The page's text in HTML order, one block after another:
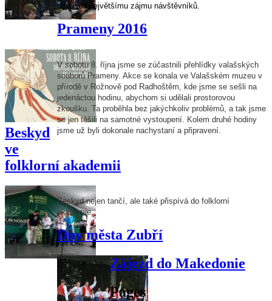
doposud největšímu zájmu návštěvníků.
Prameny 2016
V sobotu 8. října jsme se zúčastnili přehlídky valašských
souborů Prameny. Akce se konala ve Valašském muzeu v
přírodě v Rožnově pod Radhoštěm , kde jsme se sešli na
jedenáctou hodinu, abychom si udělali prostorovou
zkoušku. Ta proběhla bez jakýchkoliv problémů, a tak jsme
se jen těšili na samotné vystoupení. Kolem druhé hodiny
jsme už byli dokonale nachystaní a připravení.
Beskyd
ve
folklorní akademii
Beskyd nejen tančí, ale také přispívá do folklorní
akademie
Dny města Zubří
Zájezd do Makedonie
Pages